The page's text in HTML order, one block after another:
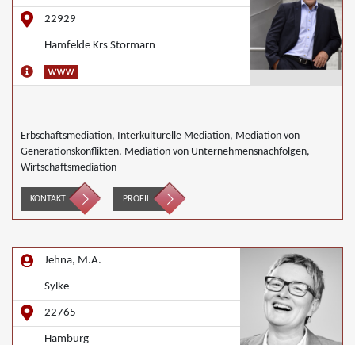
22929
Hamfelde Krs Stormarn
Erbschaftsmediation, Interkulturelle Mediation, Mediation von
Generationskonflikten, Mediation von Unternehmensnachfolgen,
Wirtschaftsmediation
KONTAKT PROFIL
Jehna, M.A.
Sylke
22765
Hamburg